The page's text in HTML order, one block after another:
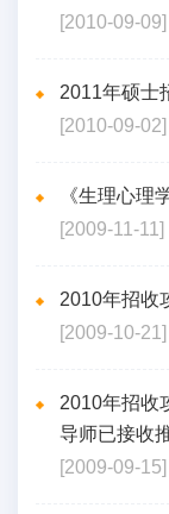
[2010-09-09]
2011年硕士
[2010-09-02]
《生理心理
[2009-11-11]
2010年招收
[2009-10-21]
2010年招收
导师已接收
[2009-09-15]